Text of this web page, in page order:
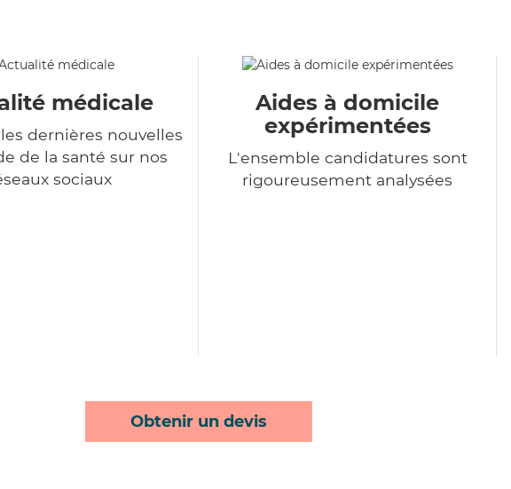
médicale
dernières nouvelles
de la santé sur nos
sociaux
Aides à domicile
expérimentées
L'ensemble candidatures sont
rigoureusement analysées
Obtenir un devis